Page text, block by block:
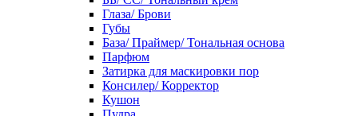
Глаза/ Брови
Губы
База/ Праймер/ Тональная основа
Парфюм
Затирка для маскировки пор
Консилер/ Корректор
Кушон